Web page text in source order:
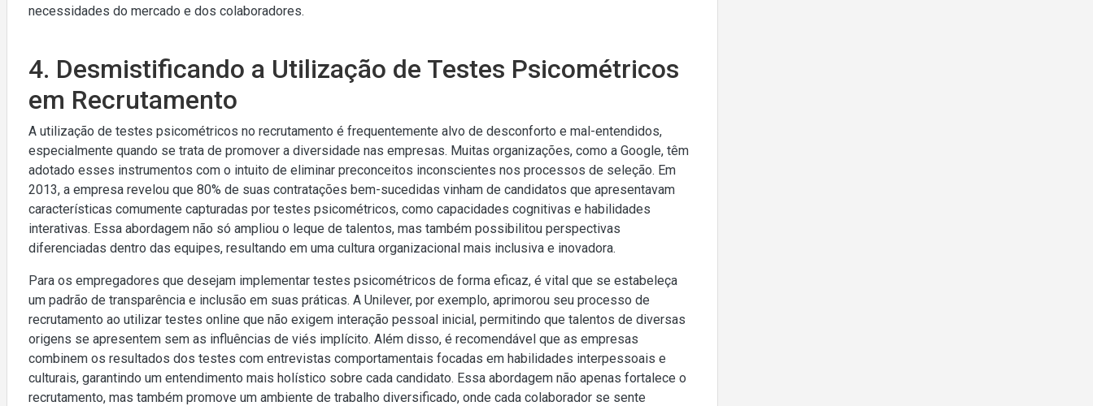
necessidades do mercado e dos colaboradores.
4. Desmistificando a Utilização de Testes Psicométricos
em Recrutamento
A utilização de testes psicométricos no recrutamento é frequentemente alvo de desconforto e mal-entendidos,
especialmente quando se trata de promover a diversidade nas empresas. Muitas organizações, como a Google, têm
adotado esses instrumentos com o intuito de eliminar preconceitos inconscientes nos processos de seleção. Em
2013, a empresa revelou que 80% de suas contratações bem-sucedidas vinham de candidatos que apresentavam
características comumente capturadas por testes psicométricos, como capacidades cognitivas e habilidades
interativas. Essa abordagem não só ampliou o leque de talentos, mas também possibilitou perspectivas
diferenciadas dentro das equipes, resultando em uma cultura organizacional mais inclusiva e inovadora.
Para os empregadores que desejam implementar testes psicométricos de forma eficaz, é vital que se estabeleça
um padrão de transparência e inclusão em suas práticas. A Unilever, por exemplo, aprimorou seu processo de
recrutamento ao utilizar testes online que não exigem interação pessoal inicial, permitindo que talentos de diversas
origens se apresentem sem as influências de viés implícito. Além disso, é recomendável que as empresas
combinem os resultados dos testes com entrevistas comportamentais focadas em habilidades interpessoais e
culturais, garantindo um entendimento mais holístico sobre cada candidato. Essa abordagem não apenas fortalece o
recrutamento, mas também promove um ambiente de trabalho diversificado, onde cada colaborador se sente